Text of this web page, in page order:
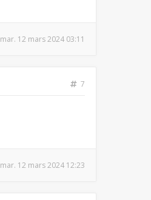
mar. 12 mars 2024 03:11
7
mar. 12 mars 2024 12:23